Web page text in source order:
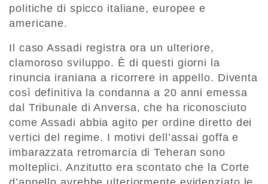
politiche di spicco italiane, europee e
americane.
Il caso Assadi registra ora un ulteriore,
clamoroso sviluppo. È di questi giorni la
rinuncia iraniana a ricorrere in appello. Diventa
così definitiva la condanna a 20 anni emessa
dal Tribunale di Anversa, che ha riconosciuto
come Assadi abbia agito per ordine diretto dei
vertici del regime. I motivi dell’assai goffa e
imbarazzata retromarcia di Teheran sono
molteplici. Anzitutto era scontato che la Corte